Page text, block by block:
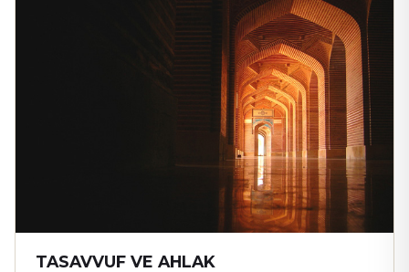
TASAVVUF VE AHLAK